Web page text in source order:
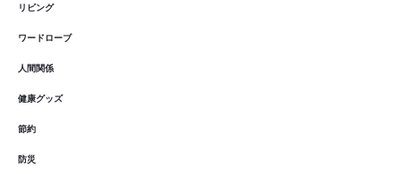
リビング
ワードローブ
人間関係
健康グッズ
節約
防災